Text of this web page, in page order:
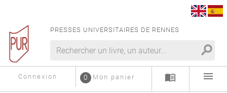
PRESSES UNIVERSITAIRES DE RENNES
search
Connexion Mon panier
0 menu_book menu